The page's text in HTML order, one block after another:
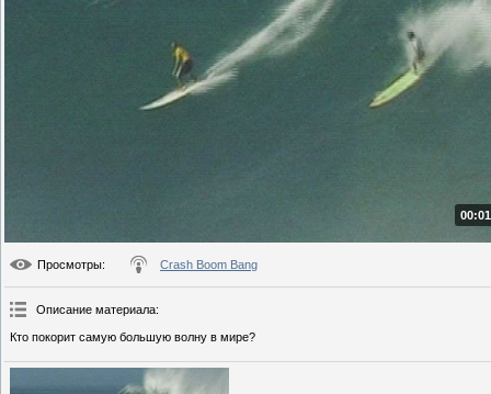
Просмотры: Crash Boom Bang
Описание материала:
Кто покорит самую большую волну в мире?